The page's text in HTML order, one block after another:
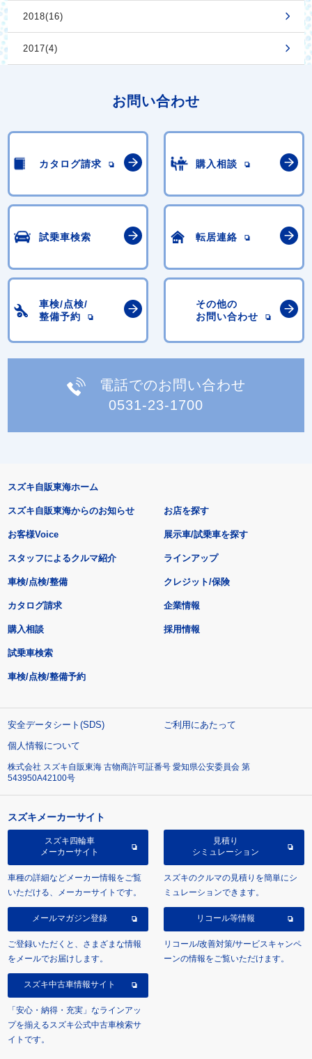
2018(16)
2017(4)
お問い合わせ
カタログ請求 購入相談
試乗車検索 転居連絡
車検/点検/
整備予約
その他の
お問い合わせ
電話でのお問い合わせ
0531-23-1700
スズキ自販東海ホーム
スズキ自販東海からのお知らせ
お客様Voice
スタッフによるクルマ紹介
お店を探す
展示車/試乗車を探す
ラインアップ
車検/点検/整備 クレジット/保険
カタログ請求
購入相談
試乗車検索
車検/点検/整備予約
企業情報
採用情報
安全データシート(SDS)
ご利用にあたって
個人情報について
株式会社 スズキ自販東海 古物商許可証番号 愛知県公安委員会 第
543950A42100号
スズキメーカーサイト
スズキ四輪車
メーカーサイト
車種の詳細などメーカー情報をご覧
いただける、メーカーサイトです。
見積り
シミュレーション
スズキのクルマの見積りを簡単にシ
ミュレーションできます。
メールマガジン登録
ご登録いただくと、さまざまな情報
をメールでお届けします。
リコール等情報
リコール/改善対策/サービスキャンペ
ーンの情報をご覧いただけます。
スズキ中古車情報サイト
「安心・納得・充実」なラインアッ
プを揃えるスズキ公式中古車検索サ
イトです。